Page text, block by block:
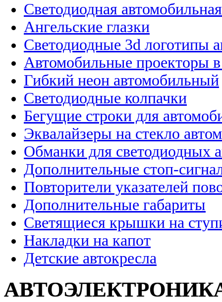
Светодиодная
Ангельские глазки
Светодиодные 3d логотипы
Автомобильные проекторы
Гибкий неон автомобильный
Светодиодные колпачки
Бегущие строки для
Эквалайзеры на стекло
Обманки для светодиодных
Дополнительные стоп-
Повторители указателей
Дополнительные габариты
Светящиеся крышки на
Накладки на капот
Детские автокресла